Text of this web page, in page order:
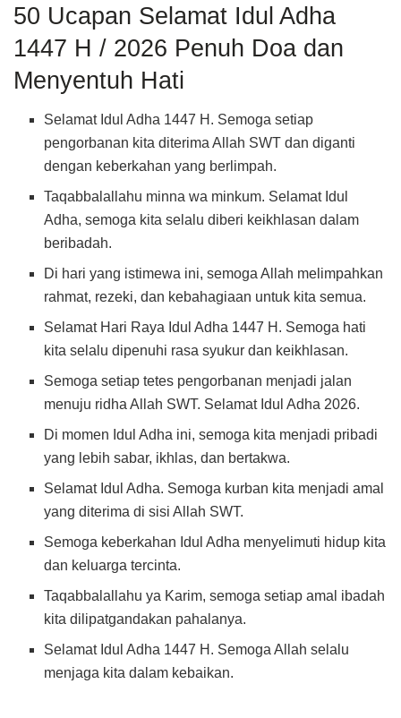
50 Ucapan Selamat Idul Adha
1447 H / 2026 Penuh Doa dan
Menyentuh Hati
Selamat Idul Adha 1447 H. Semoga setiap
pengorbanan kita diterima Allah SWT dan diganti
dengan keberkahan yang berlimpah.
Taqabbalallahu minna wa minkum. Selamat Idul
Adha, semoga kita selalu diberi keikhlasan dalam
beribadah.
Di hari yang istimewa ini, semoga Allah melimpahkan
rahmat, rezeki, dan kebahagiaan untuk kita semua.
Selamat Hari Raya Idul Adha 1447 H. Semoga hati
kita selalu dipenuhi rasa syukur dan keikhlasan.
Semoga setiap tetes pengorbanan menjadi jalan
menuju ridha Allah SWT. Selamat Idul Adha 2026.
Di momen Idul Adha ini, semoga kita menjadi pribadi
yang lebih sabar, ikhlas, dan bertakwa.
Selamat Idul Adha. Semoga kurban kita menjadi amal
yang diterima di sisi Allah SWT.
Semoga keberkahan Idul Adha menyelimuti hidup kita
dan keluarga tercinta.
Taqabbalallahu ya Karim, semoga setiap amal ibadah
kita dilipatgandakan pahalanya.
Selamat Idul Adha 1447 H. Semoga Allah selalu
menjaga kita dalam kebaikan.